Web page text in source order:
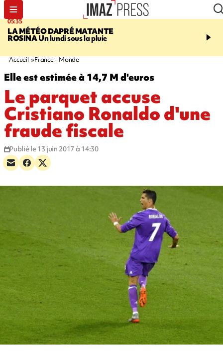
05:35
LA MÉTÉO DAPRÉ MATANTE
ROSINAUn lundi sous la pluie
07:47
ses deux enfants
Accueil France - Monde
Elle est estimée à 14,7 M d'euros
Le parquet accuse
Cristiano Ronaldo d'une
fraude fiscale
Publié le 13 juin 2017 à 14:30